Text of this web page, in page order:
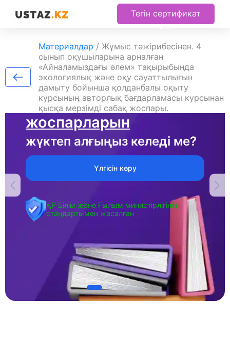
Тегін сертификат
алу
Жаңа оқу жылына арналған
Қысқа мерзімді сабақ
жоспарларын
жүктеп алғыңыз келеді ме?
Үлгісін көру
ҚР Білім және Ғылым министірлігінің
стандартымен жасалған
Материалдар / Жұмыс тәжірибесінен. 4
сынып оқушыларына арналған
«Айналамыздағы әлем» тақырыбында
экологиялық және оқу сауаттылығын
дамыту бойынша қолданбалы оқыту
курсының авторлық бағдарламасы курсынан
қысқа мерзімді сабақ жоспары.